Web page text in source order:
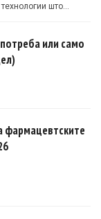
што
или само
фармацевтските